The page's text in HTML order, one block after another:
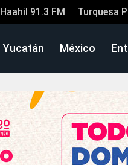
Haahil 91.3 FM Turquesa
Yucatán México